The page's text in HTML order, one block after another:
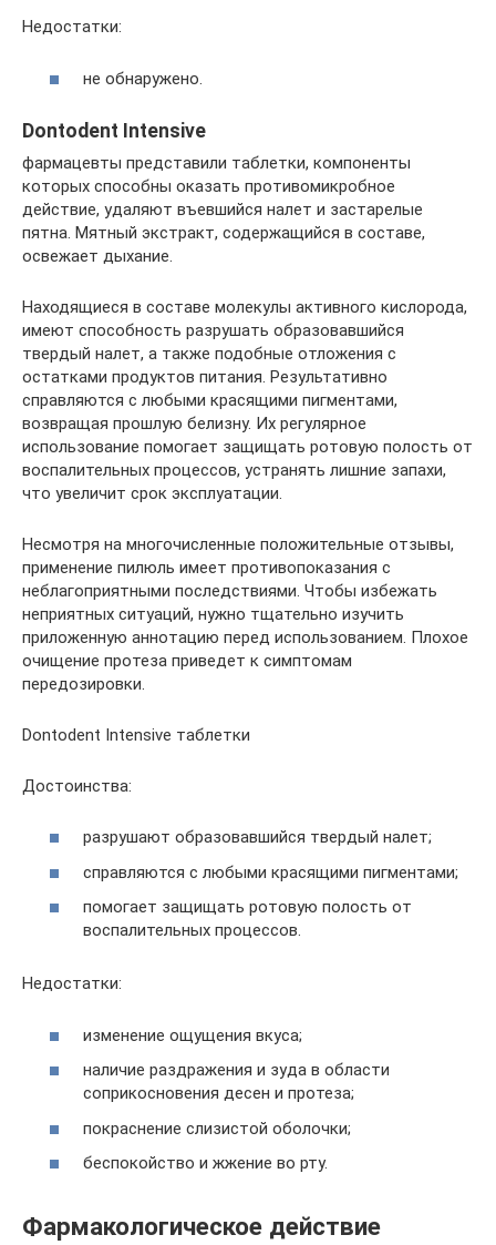
Недостатки:
не обнаружено.
Dontodent Intensive
фармацевты представили таблетки, компоненты
которых способны оказать противомикробное
действие, удаляют въевшийся налет и застарелые
пятна. Мятный экстракт, содержащийся в составе,
освежает дыхание.
Находящиеся в составе молекулы активного кислорода,
имеют способность разрушать образовавшийся
твердый налет, а также подобные отложения с
остатками продуктов питания. Результативно
справляются с любыми красящими пигментами,
возвращая прошлую белизну. Их регулярное
использование помогает защищать ротовую полость от
воспалительных процессов, устранять лишние запахи,
что увеличит срок эксплуатации.
Несмотря на многочисленные положительные отзывы,
применение пилюль имеет противопоказания с
неблагоприятными последствиями. Чтобы избежать
неприятных ситуаций, нужно тщательно изучить
приложенную аннотацию перед использованием. Плохое
очищение протеза приведет к симптомам
передозировки.
Dontodent Intensive таблетки
Достоинства:
разрушают образовавшийся твердый налет;
справляются с любыми красящими пигментами;
помогает защищать ротовую полость от
воспалительных процессов.
Недостатки:
изменение ощущения вкуса;
наличие раздражения и зуда в области
соприкосновения десен и протеза;
покраснение слизистой оболочки;
беспокойство и жжение во рту.
Фармакологическое действие